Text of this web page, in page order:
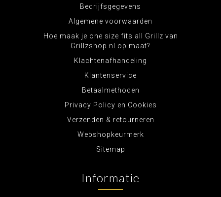
Bedrijfsgegevens
Algemene voorwaarden
Hoe maak je one size fits all Grillz van
Grillzshop.nl op maat?
Klachtenafhandeling
Klantenservice
Betaalmethoden
Privacy Policy en Cookies
Verzenden & retourneren
Webshopkeurmerk
Sitemap
Informatie